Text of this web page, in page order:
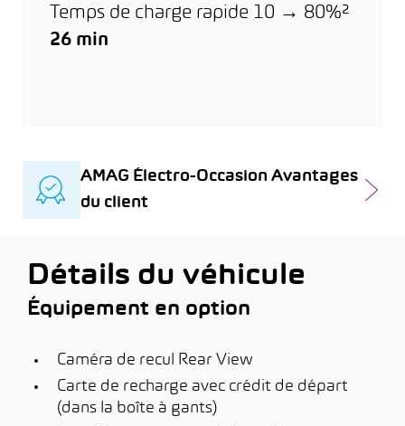
Temps de charge rapide 10 → 80%²
26 min
AMAG Électro-Occasion Avantages
du client
Détails du véhicule
Équipement en option
Caméra de recul Rear View
Carte de recharge avec crédit de départ
(dans la boîte à gants)